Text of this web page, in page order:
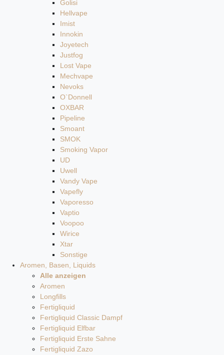
Golisi
Hellvape
Imist
Innokin
Joyetech
Justfog
Lost Vape
Mechvape
Nevoks
O`Donnell
OXBAR
Pipeline
Smoant
SMOK
Smoking Vapor
UD
Uwell
Vandy Vape
Vapefly
Vaporesso
Vaptio
Voopoo
Wirice
Xtar
Sonstige
Aromen, Basen, Liquids
Alle anzeigen
Aromen
Longfills
Fertigliquid
Fertigliquid Classic Dampf
Fertigliquid Elfbar
Fertigliquid Erste Sahne
Fertigliquid Zazo